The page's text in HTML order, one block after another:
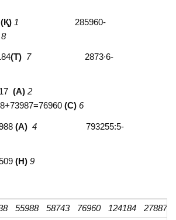
(Қ) 1
285960-
8
(Т) 7
2873∙6-
(А) 2
(С) 6
(А) 4
793255:5-
(Н) 9
55988 58743 76960 124184
278879